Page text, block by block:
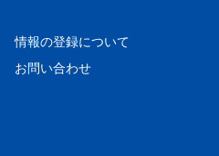
情報の登録について
お問い合わせ